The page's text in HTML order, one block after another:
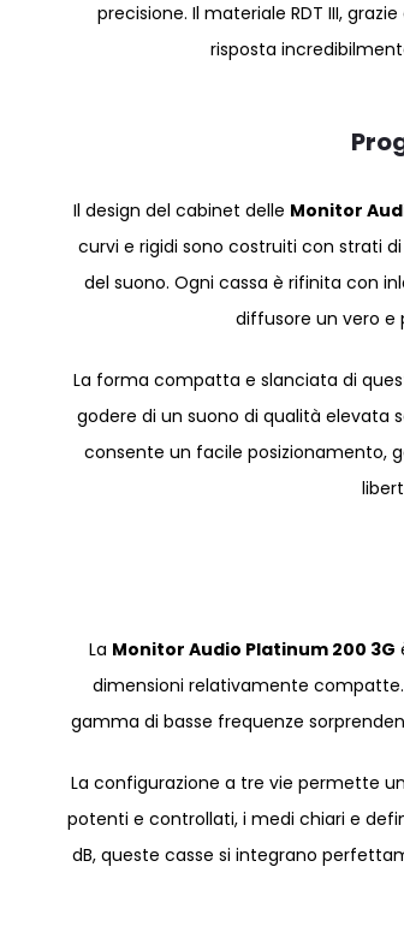
precisione. Il materiale RDT III,
risposta
Il design del cabinet delle Monitor
curvi e rigidi sono costruiti con strati
del suono. Ogni cassa è rifinita con
diffusore un vero e
La forma compatta e slanciata di
godere di un suono di qualità elevata
consente un facile posizionamento,
La Monitor Audio Platinum 200 3G
dimensioni relativamente compatte.
gamma di basse frequenze
La configurazione a tre vie permette
potenti e controllati, i medi chiari e
dB, queste casse si integrano